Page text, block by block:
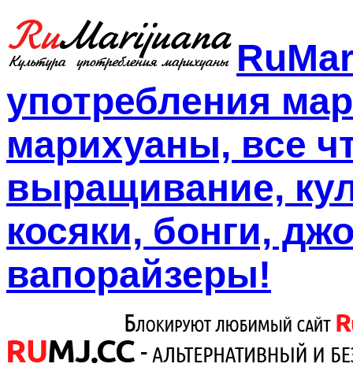
употребления
марихуаны, все
выращивание,
косяки, бонги,
вапорайзеры!